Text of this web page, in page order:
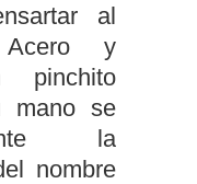
al
y
pinchito
mano se
la
nombre